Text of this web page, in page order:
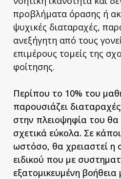
προβλήματα όρασης ή
ψυχικές διαταραχές,
ανεξήγητη από τους
επιμέρους τομείς της
φοίτησης.
Περίπου το 10% του
παρουσιάζει
στην πλειοψηφία του θα
σχετικά εύκολα. Σε
ωστόσο, θα χρειαστεί η
ειδικού που με
εξατομικευμένη